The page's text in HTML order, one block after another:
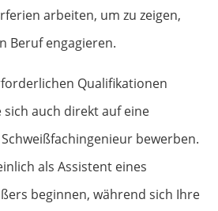
arbeiten, um zu zeigen,
Beruf engagieren.
Qualifikationen
sich auch direkt auf eine
bewerben.
als Assistent eines
beginnen, während sich Ihre